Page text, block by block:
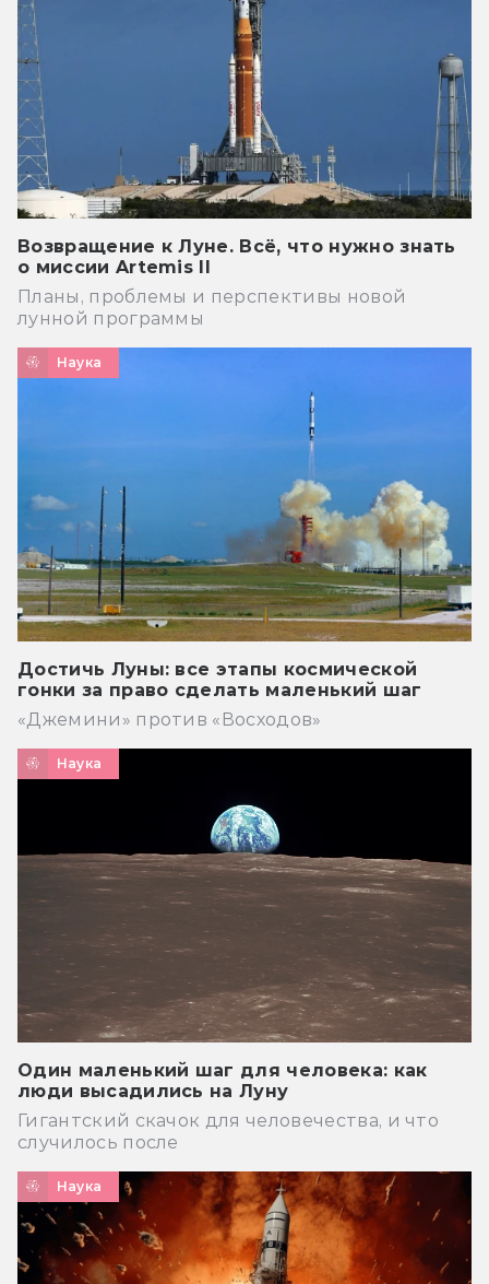
Возвращение к Луне. Всё, что нужно знать
о миссии Artemis II
Планы, проблемы и перспективы новой
лунной программы
Наука
Достичь Луны: все этапы космической
гонки за право сделать маленький шаг
«Джемини» против «Восходов»
Наука
Один маленький шаг для человека: как
люди высадились на Луну
Гигантский скачок для человечества, и что
случилось после
Наука